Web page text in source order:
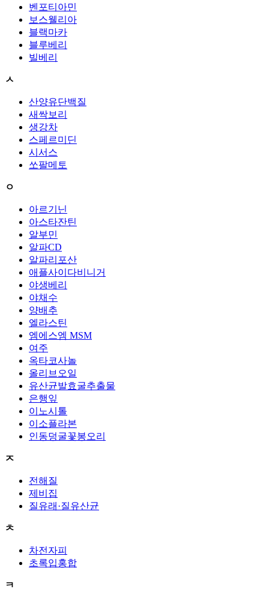
벤포티아민
보스웰리아
블랙마카
블루베리
빌베리
ㅅ
산양유단백질
새싹보리
생강차
스페르미딘
시서스
쏘팔메토
ㅇ
아르기닌
아스타잔틴
알부민
알파CD
알파리포산
애플사이다비니거
야생베리
야채수
양배추
엘라스틴
엠에스엠 MSM
여주
옥타코사놀
올리브오일
유산균발효굴추출물
은행잎
이노시톨
이소플라본
인동덩굴꽃봉오리
ㅈ
전해질
제비집
질유래·질유산균
ㅊ
차전자피
초록입홍합
ㅋ